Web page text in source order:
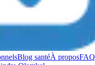
Blog santéÀ proposFAQ